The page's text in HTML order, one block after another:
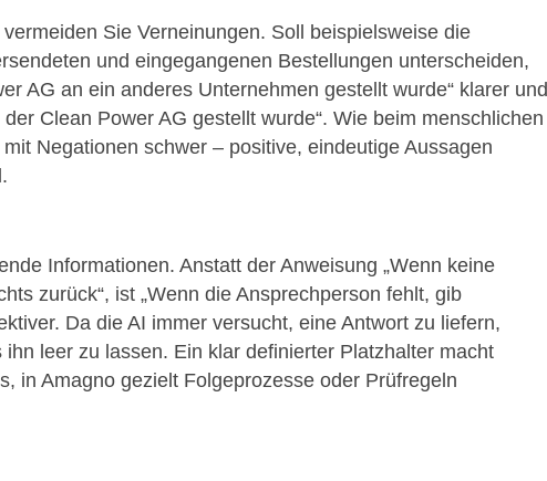
Sie Verneinungen. Soll beispielsweise die
und eingegangenen Bestellungen unterscheiden,
AG an ein anderes Unternehmen gestellt wurde“ klarer und
Clean Power AG gestellt wurde“. Wie beim menschlichen
Negationen schwer – positive, eindeutige Aussagen
Informationen. Anstatt der Anweisung „Wenn keine
zurück“, ist „Wenn die Ansprechperson fehlt, gib
Da die AI immer versucht, eine Antwort zu liefern,
leer zu lassen. Ein klar definierter Platzhalter macht
in Amagno gezielt Folgeprozesse oder Prüfregeln